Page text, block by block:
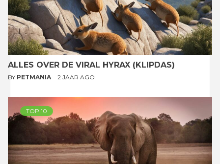
ALLES OVER DE VIRAL HYRAX (KLIPDAS)
BY PETMANIA 2 JAAR AGO
TOP 10